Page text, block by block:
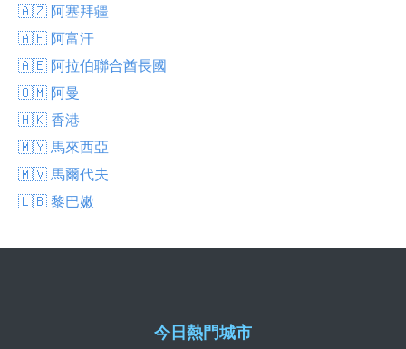
🇦🇿 阿塞拜疆
🇦🇫 阿富汗
🇦🇪 阿拉伯聯合酋長國
🇴🇲 阿曼
🇭🇰 香港
🇲🇾 馬來西亞
🇲🇻 馬爾代夫
🇱🇧 黎巴嫩
今日熱門城市